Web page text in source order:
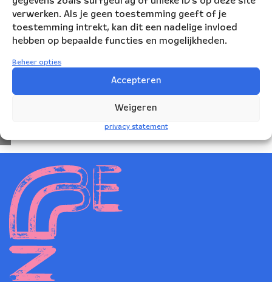
verwerken. Als je geen toestemming geeft of je
toestemming intrekt, kan dit een nadelige invloed
hebben op bepaalde functies en mogelijkheden.
Beheer opties
Accepteren
Weigeren
privacy statement
the joy that
our
memories
bring us in
times of
struggle.
ga
akkoord'
Youtube